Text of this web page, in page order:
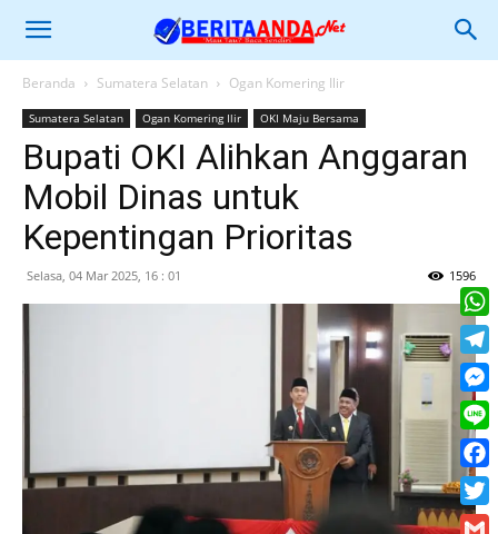
Beranda Sumatera Selatan Ogan Komering Ilir
Sumatera Selatan Ogan Komering Ilir OKI Maju Bersama
Bupati OKI Alihkan Anggaran
Mobil Dinas untuk
Kepentingan Prioritas
Selasa, 04 Mar 2025, 16 : 01 1596
Line